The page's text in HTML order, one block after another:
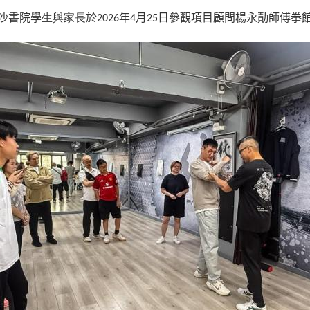
書院學生與家長於2026年4月25日參觀項目顧問楊永勣師傅拳